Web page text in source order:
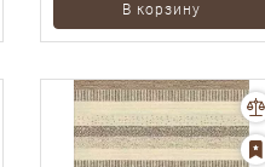
В корзину